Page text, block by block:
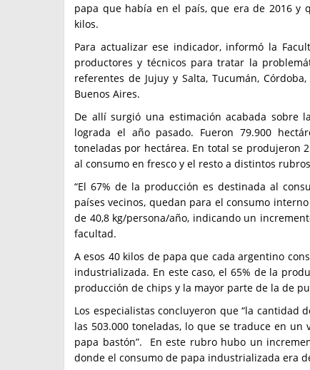
papa que había en el país, que era de 2016
kilos.
Para actualizar ese indicador, informó la
productores y técnicos para tratar la
referentes de Jujuy y Salta, Tucumán,
Buenos Aires.
De allí surgió una estimación acabada sobre
lograda el año pasado. Fueron 79.900
toneladas por hectárea. En total se produjeron
al consumo en fresco y el resto a distintos
“El 67% de la producción es destinada al
países vecinos, quedan para el consumo
de 40,8 kg/persona/año, indicando un
facultad.
A esos 40 kilos de papa que cada argentino
industrializada. En este caso, el 65% de la
producción de chips y la mayor parte de la de
Los especialistas concluyeron que “la
las 503.000 toneladas, lo que se traduce en
papa bastón”. En este rubro hubo un
donde el consumo de papa industrializada era